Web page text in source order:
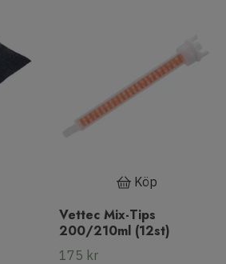
Köp
Vettec Mix-Tips
200/210ml (12st)
175 kr